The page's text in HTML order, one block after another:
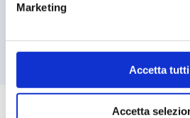
Marketing
Accetta tutti
Accetta